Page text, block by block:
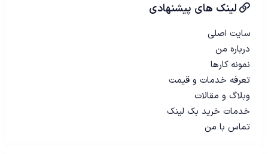
لینک های پیشنهادی
سایت اصلی
درباره من
نمونه کارها
تعرفه خدمات و قیمت
وبلاگ و مقالات
خدمات خرید بک لینک
تماس با من